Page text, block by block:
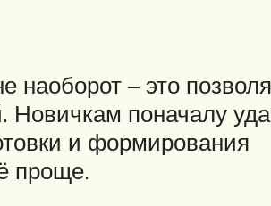
– это
Новичкам поначалу
и формирования
проще.